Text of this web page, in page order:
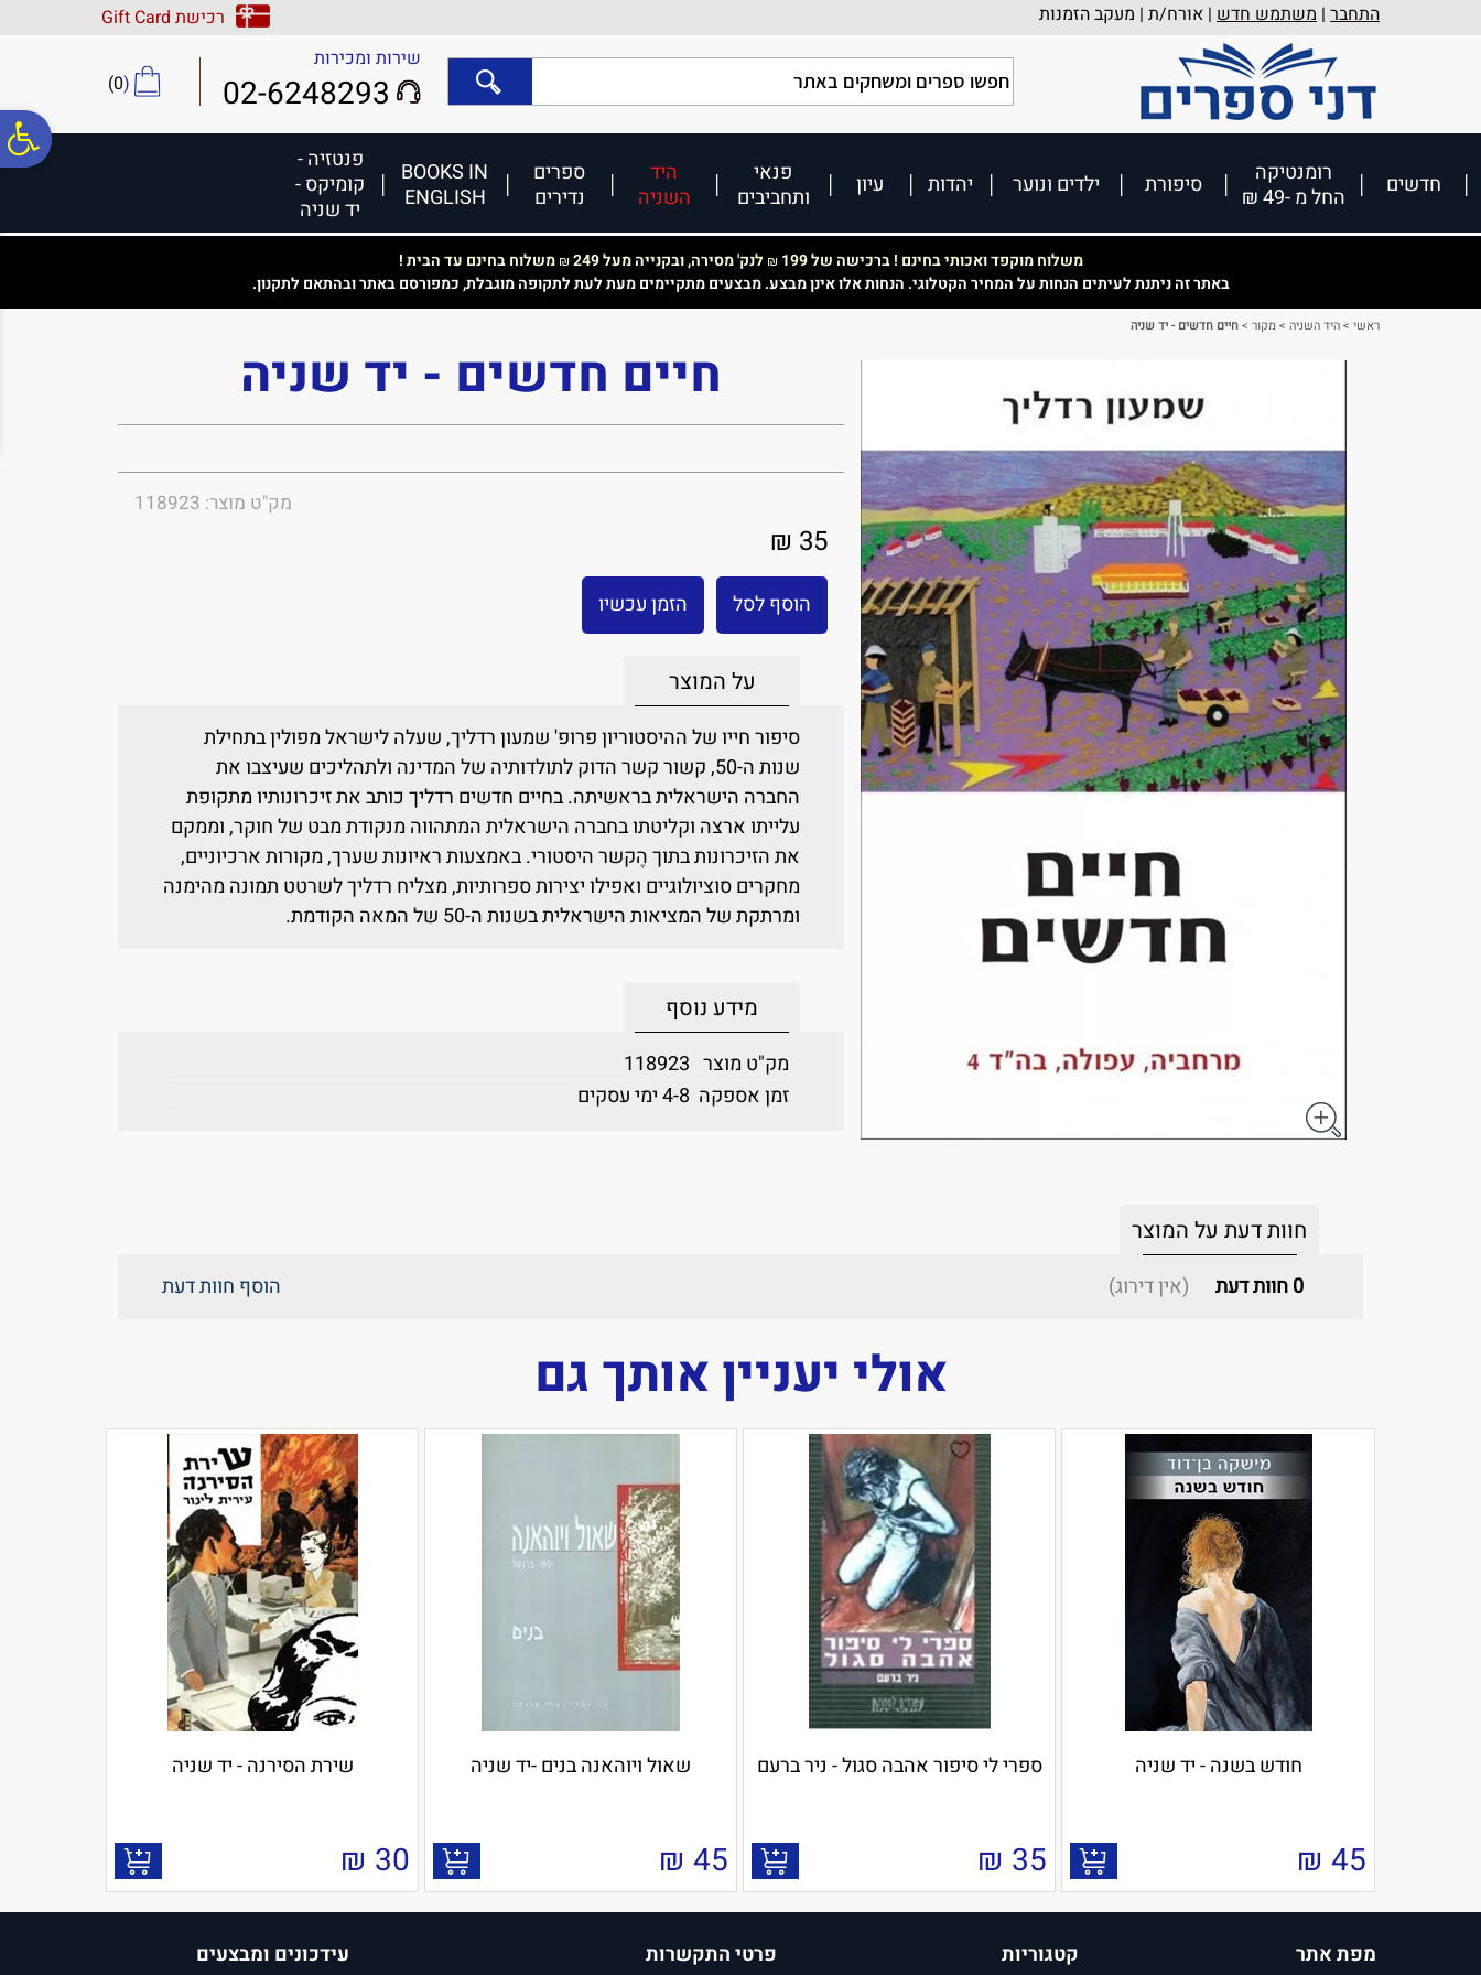
נגישות
אתר
המרכזי
התחבר | משתמש חדש | אורח/ת | מעקב הזמנות
רכישת Gift Card
שירות ומכירות
02-6248293
(
0
)
חדשים
רומנטיקה
החל מ -49 ₪
סיפורת ילדים ונוער יהדות עיון
פנאי
ותחביבים
היד
השניה
ספרים
נדירים
BOOKS IN
ENGLISH
פנטזיה -
קומיקס -
יד שניה
משלוח מוקפד ואכותי בחינם ! ברכישה של 199 ₪ לנק' מסירה, ובקנייה מעל 249 ₪משלוח בחינם עד הבית !
באתר זה ניתנת לעיתים הנחות על המחיר הקטלוגי. הנחות אלו אינן מבצע. מבצעים מתקיימים מעת לעת לתקופה מוגבלת, כמפורסם באתר ובהתאם לתקנון.
ראשי >היד השניה >מקור >חיים חדשים - יד שניה
חיים חדשים - יד שניה
מק"ט מוצר: 118923
35 ₪
הוסף לסל הזמן עכשיו
על המוצר
סיפור חייו של ההיסטוריון פרופ' שמעון רדליך, שעלה לישראל מפולין בתחילת
שנות ה-50, קשור קשר הדוק לתולדותיה של המדינה ולתהליכים שעיצבו את
החברה הישראלית בראשיתה. בחיים חדשים רדליך כותב את זיכרונותיו מתקופת
עלייתו ארצה וקליטתו בחברה הישראלית המתהווה מנקודת מבט של חוקר, וממקם
את הזיכרונות בתוך הֶקשר היסטורי. באמצעות ראיונות שערך, מקורות ארכיוניים,
מחקרים סוציולוגיים ואפילו יצירות ספרותיות, מצליח רדליך לשרטט תמונה מהימנה
ומרתקת של המציאות הישראלית בשנות ה-50 של המאה הקודמת.
מידע נוסף
מק"ט מוצר 118923
זמן אספקה 4-8 ימי עסקים
חוות דעת על המוצר
0חוות דעת (אין דירוג) הוסף חוות דעת
אולי יעניין אותך גם
חודש בשנה - יד שניה
45
₪
ספרי לי סיפור אהבה סגול - ניר ברעם
35
₪
שאול ויוהאנה בנים -יד שניה
45
₪
שירת הסירנה - יד שניה
30
₪
מפת אתר קטגוריות פרטי התקשרות עידכונים ומבצעים